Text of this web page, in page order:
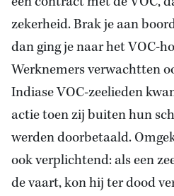
zekerheid. Brak je aan
dan ging je naar het VOC-
Werknemers verwachtten
Indiase VOC-zeelieden
actie toen zij buiten hun
werden doorbetaald.
ook verplichtend: als een
de vaart, kon hij ter dood